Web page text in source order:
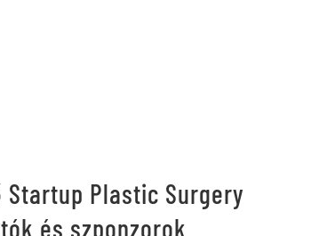
Plastic Surgery
és szponzorok